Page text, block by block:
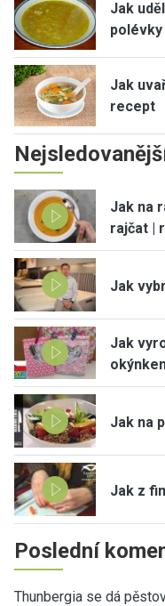
Jak
Jak
recept
Jak na
rajčat |
Jak
Jak
Jak na
Jak z
Poslední
Thunbergia se dá